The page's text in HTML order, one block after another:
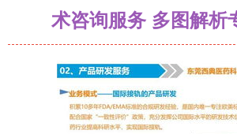
术咨询服务 多图解析